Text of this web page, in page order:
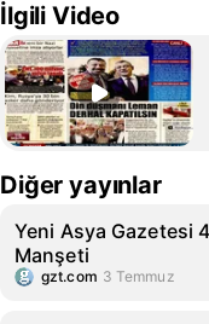
İlgili Video
Diğer yayınlar
Yeni Asya Gazetesi
Manşeti
gzt.com 3 Temmuz